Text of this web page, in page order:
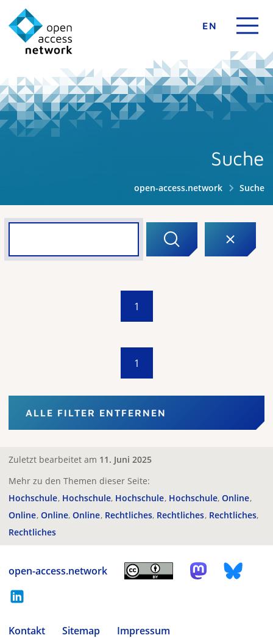
EN
Suche
open-access.network Suche
1
1
ALLE FILTER ENTFERNEN
Zuletzt bearbeitet am 11. Juni 2025
Mehr zu den Themen dieser Seite:
Hochschule Hochschule Hochschule Hochschule Online
Online Online Online Rechtliches Rechtliches Rechtliches
Rechtliches
open-access.network
Kontakt Sitemap
Impressum